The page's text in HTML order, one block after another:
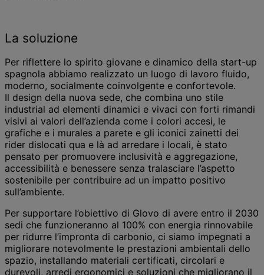
La soluzione
Per riflettere lo spirito giovane e dinamico della start-up
spagnola abbiamo realizzato un luogo di lavoro fluido,
moderno, socialmente coinvolgente e confortevole.
Il design della nuova sede, che combina uno stile
industrial ad elementi dinamici e vivaci con forti rimandi
visivi ai valori dell’azienda come i colori accesi, le
grafiche e i murales a parete e gli iconici zainetti dei
rider dislocati qua e là ad arredare i locali, è stato
pensato per promuovere inclusività e aggregazione,
accessibilità e benessere senza tralasciare l’aspetto
sostenibile per contribuire ad un impatto positivo
sull’ambiente.
Per supportare l’obiettivo di Glovo di avere entro il 2030
sedi che funzioneranno al 100% con energia rinnovabile
per ridurre l’impronta di carbonio, ci siamo impegnati a
migliorare notevolmente le prestazioni ambientali dello
spazio, installando materiali certificati, circolari e
durevoli, arredi ergonomici e soluzioni che migliorano il